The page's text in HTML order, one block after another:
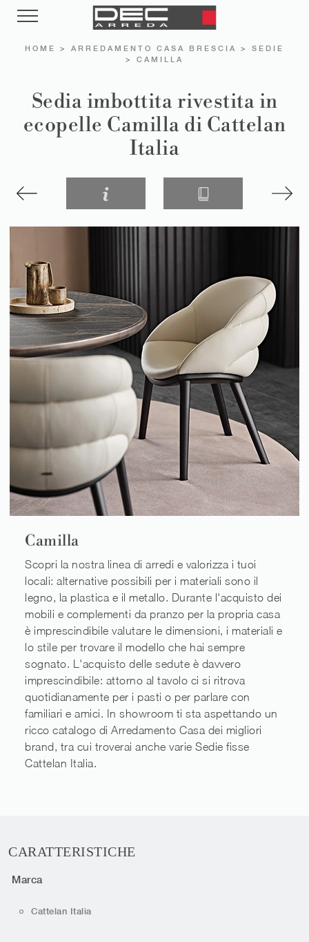
HOME > ARREDAMENTO CASA BRESCIA > SEDIE
> CAMILLA
Sedia imbottita rivestita in
ecopelle Camilla di Cattelan
Italia
Camilla
Scopri la nostra linea di arredi e valorizza i tuoi
locali: alternative possibili per i materiali sono il
legno, la plastica e il metallo. Durante l'acquisto dei
mobili e complementi da pranzo per la propria casa
è imprescindibile valutare le dimensioni, i materiali e
lo stile per trovare il modello che hai sempre
sognato. L'acquisto delle sedute è davvero
imprescindibile: attorno al tavolo ci si ritrova
quotidianamente per i pasti o per parlare con
familiari e amici. In showroom ti sta aspettando un
ricco catalogo di Arredamento Casa dei migliori
brand, tra cui troverai anche varie Sedie fisse
Cattelan Italia.
CARATTERISTICHE
Marca
Cattelan Italia